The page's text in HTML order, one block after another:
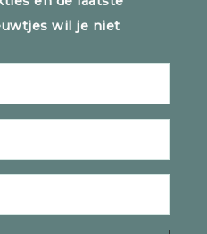
wil je niet